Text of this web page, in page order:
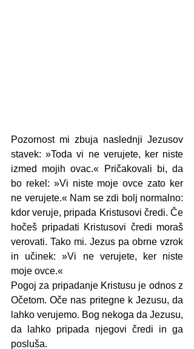
Pozornost mi zbuja naslednji Jezusov
stavek: »Toda vi ne verujete, ker niste
izmed mojih ovac.« Pričakovali bi, da
bo rekel: »Vi niste moje ovce zato ker
ne verujete.« Nam se zdi bolj normalno:
kdor veruje, pripada Kristusovi čredi. Če
hočeš pripadati Kristusovi čredi moraš
verovati. Tako mi. Jezus pa obrne vzrok
in učinek: »Vi ne verujete, ker niste
moje ovce.«
Pogoj za pripadanje Kristusu je odnos z
Očetom. Oče nas pritegne k Jezusu, da
lahko verujemo. Bog nekoga da Jezusu,
da lahko pripada njegovi čredi in ga
posluša.